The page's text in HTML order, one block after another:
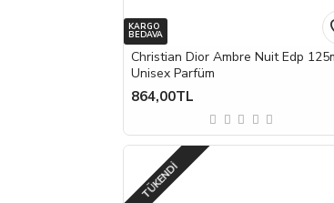
KARGO
BEDAVA
Christian Dior Ambre Nuit Edp
Unisex Parfüm
864,00TL
TÜKENDI